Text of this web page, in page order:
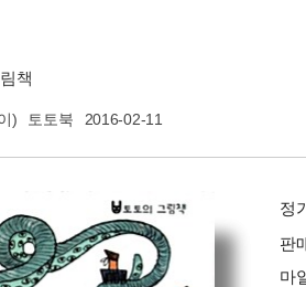
책
) 토토북 2016-02-11
정
판
마